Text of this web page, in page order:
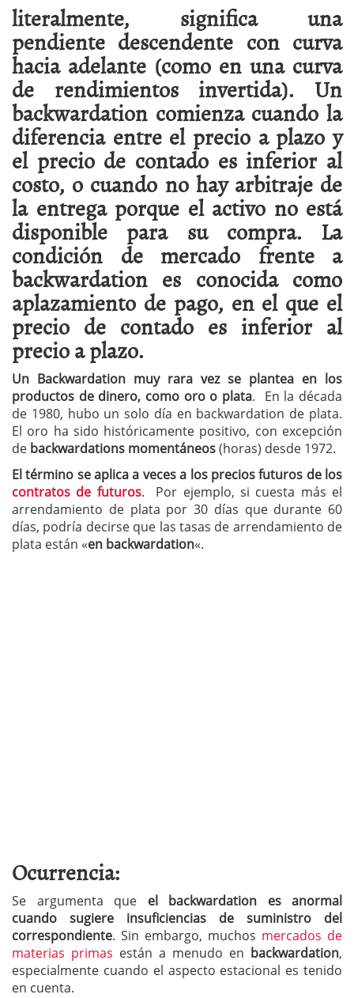
literalmente, significa una
pendiente descendente con curva
hacia adelante (como en una curva
de rendimientos invertida). Un
backwardation comienza cuando la
diferencia entre el precio a plazo y
el precio de contado es inferior al
costo, o cuando no hay arbitraje de
la entrega porque el activo no está
disponible para su compra. La
condición de mercado frente a
backwardation es conocida como
aplazamiento de pago, en el que el
precio de contado es inferior al
precio a plazo.
Un Backwardation muy rara vez se plantea en los
productos de dinero, como oro o plata. En la década
de 1980, hubo un solo día en backwardation de plata.
El oro ha sido históricamente positivo, con excepción
de backwardations momentáneos(horas) desde 1972.
El término se aplica a veces a los precios futuros de los
contratos de futuros. Por ejemplo, si cuesta más el
arrendamiento de plata por 30 días que durante 60
días, podría decirse que las tasas de arrendamiento de
plata están «en backwardation«.
Ocurrencia:
Se argumenta que el backwardation es anormal
cuando sugiere insuficiencias de suministro del
correspondiente. Sin embargo, muchos mercados de
materias primas están a menudo en backwardation,
especialmente cuando el aspecto estacional es tenido
en cuenta.